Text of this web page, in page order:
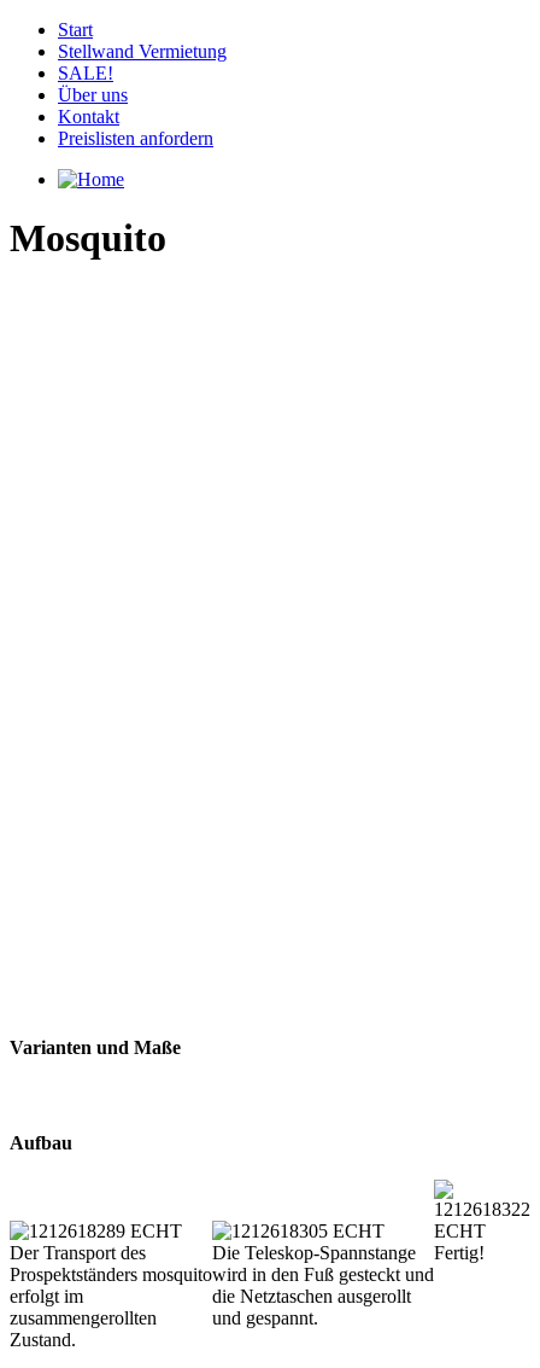
Start
Stellwand Vermietung
SALE!
Über uns
Kontakt
Preislisten anfordern
Mosquito
Varianten und Maße
Aufbau
Der Transport des
Prospektständers mosquito
erfolgt im
zusammengerollten
Zustand.
Die Teleskop-Spannstange
wird in den Fuß gesteckt und
die Netztaschen ausgerollt
und gespannt.
Fertig!